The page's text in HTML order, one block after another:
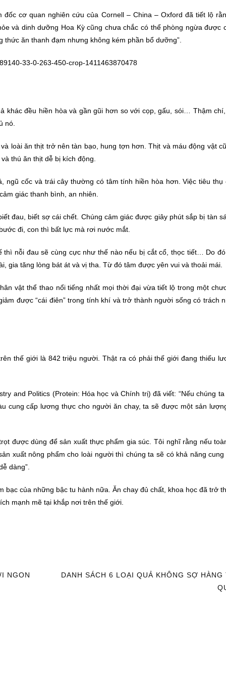
đốc cơ quan nghiên cứu của Cornell – China – Oxford đã tiết lộ
và dinh dưỡng Hoa Kỳ cũng chưa chắc có thể phòng ngừa được
ăn thanh đạm nhưng không kém phần bổ dưỡng”.
khác đều hiền hòa và gần gũi hơn so với cọp, gấu, sói… Thậm
nó.
loài ăn thịt trở nên tàn bạo, hung tợn hơn. Thịt và máu động vật
thú ăn thịt dễ bị kích động.
ngũ cốc và trái cây thường có tâm tính hiền hòa hơn. Việc tiêu thụ
giác thanh bình, an nhiên.
đau, biết sợ cái chết. Chúng cảm giác được giây phút sắp bị tàn
đi, con thì bất lực mà rơi nước mắt.
thì nỗi đau sẽ cùng cực như thế nào nếu bị cắt cổ, thọc tiết… Do
gia tăng lòng bát át và vị tha. Từ đó tâm được yên vui và thoải mái.
vật thể thao nổi tiếng nhất mọi thời đại vừa tiết lộ trong một
được “cái điên” trong tính khí và trở thành người sống có trách
thế giới là 842 triệu người. Thật ra có phải thế giới đang thiếu
and Politics (Protein: Hóa học và Chính trị) đã viết: “Nếu chúng
cung cấp lương thực cho người ăn chay, ta sẽ được một sản
được dùng để sản xuất thực phẩm gia súc. Tôi nghĩ rằng nếu
xuất nông phẩm cho loài người thì chúng ta sẽ có khả năng
dàng”.
bạc của những bậc tu hành nữa. Ăn chay đủ chất, khoa học đã trở
mạnh mẽ tại khắp nơi trên thế giới.
NGON
DANH SÁCH 6 LOẠI QUẢ KHÔNG SỢ HÀNG